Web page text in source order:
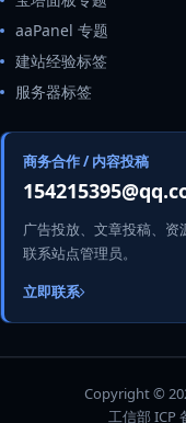
aaPanel 专题
建站经验标签
服务器标签
商务合作 / 内容投稿
广告投放、文章投稿、
联系站点管理员。
立即联系
Copyright ©
工信部 ICP